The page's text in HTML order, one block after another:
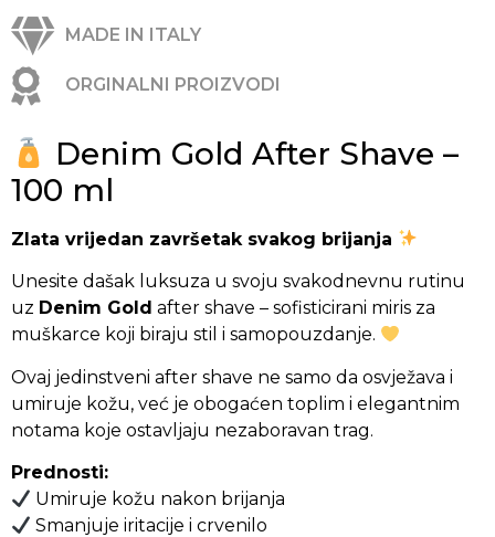
MADE IN ITALY
ORGINALNI PROIZVODI
Denim Gold After Shave –
100 ml
Zlata vrijedan završetak svakog brijanja
Unesite dašak luksuza u svoju svakodnevnu rutinu
uz Denim Gold after shave – sofisticirani miris za
muškarce koji biraju stil i samopouzdanje.
Ovaj jedinstveni after shave ne samo da osvježava i
umiruje kožu, već je obogaćen toplim i elegantnim
notama koje ostavljaju nezaboravan trag.
Prednosti:
Umiruje kožu nakon brijanja
Smanjuje iritacije i crvenilo